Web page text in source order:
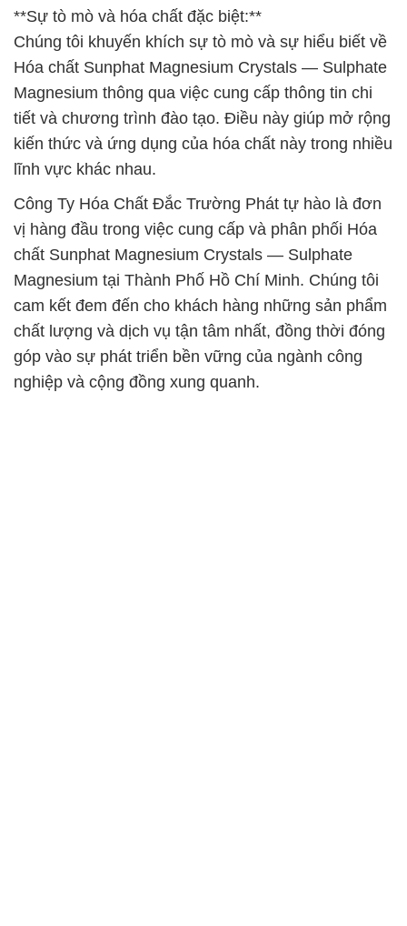
**Sự tò mò và hóa chất đặc biệt:**
Chúng tôi khuyến khích sự tò mò và sự hiểu biết về
Hóa chất Sunphat Magnesium Crystals — Sulphate
Magnesium thông qua việc cung cấp thông tin chi
tiết và chương trình đào tạo. Điều này giúp mở rộng
kiến thức và ứng dụng của hóa chất này trong nhiều
lĩnh vực khác nhau.
Công Ty Hóa Chất Đắc Trường Phát tự hào là đơn
vị hàng đầu trong việc cung cấp và phân phối Hóa
chất Sunphat Magnesium Crystals — Sulphate
Magnesium tại Thành Phố Hồ Chí Minh. Chúng tôi
cam kết đem đến cho khách hàng những sản phẩm
chất lượng và dịch vụ tận tâm nhất, đồng thời đóng
góp vào sự phát triển bền vững của ngành công
nghiệp và cộng đồng xung quanh.